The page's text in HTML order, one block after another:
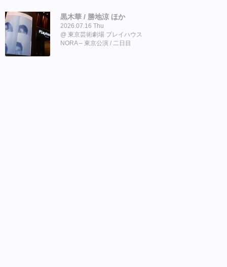
黒木華 / 勝地涼 ほか
2026.07.16 Thu
東京芸術劇場 プレイハウス
NORA – 東京公演 / 二日目